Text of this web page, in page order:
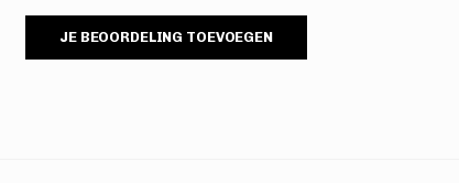
JE BEOORDELING TOEVOEGEN